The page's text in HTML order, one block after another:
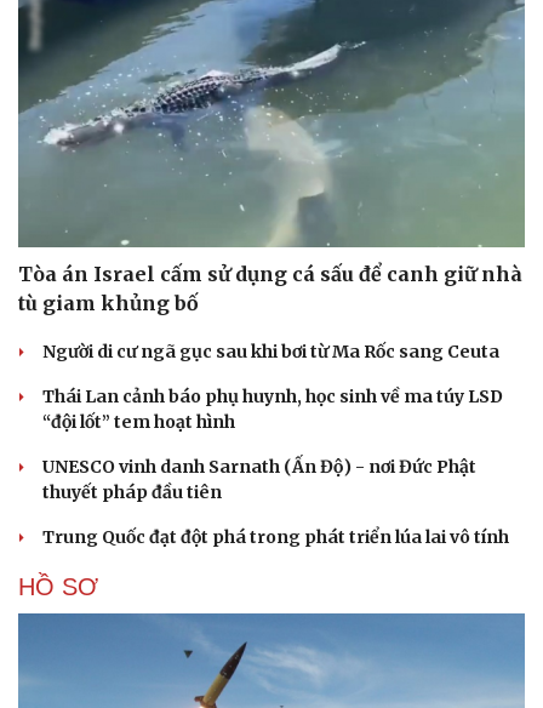
Tòa án Israel cấm sử dụng cá sấu để canh giữ nhà
tù giam khủng bố
Người di cư ngã gục sau khi bơi từ Ma Rốc sang Ceuta
Thái Lan cảnh báo phụ huynh, học sinh về ma túy LSD
“đội lốt” tem hoạt hình
UNESCO vinh danh Sarnath (Ấn Độ) - nơi Đức Phật
thuyết pháp đầu tiên
Trung Quốc đạt đột phá trong phát triển lúa lai vô tính
HỒ SƠ